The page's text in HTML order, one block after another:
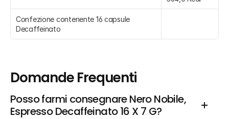
Confezione contenente 16 capsule
Decaffeinato
Domande Frequenti
Posso farmi consegnare Nero Nobile,
Espresso Decaffeinato 16 X 7 G?